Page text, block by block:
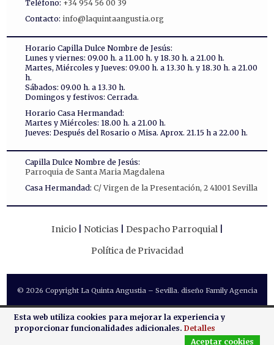
CONTACTO
Teléfono: +34 954 56 00 39
Contacto: info@laquintaangustia.org
Horario Capilla Dulce Nombre de Jesús:
Lunes y viernes: 09.00 h. a 11.00 h. y 18.30 h. a 21.00 h.
Martes, Miércoles y Jueves: 09.00 h. a 13.30 h. y 18.30 h. a 21.00
h.
Sábados: 09.00 h. a 13.30 h.
Domingos y festivos: Cerrada.
Horario Casa Hermandad:
Martes y Miércoles: 18.00 h. a 21.00 h.
Jueves: Después del Rosario o Misa. Aprox. 21.15 h a 22.00 h.
Capilla Dulce Nombre de Jesús:
Parroquia de Santa Maria Magdalena
Casa Hermandad: C/ Virgen de la Presentación, 2 41001 Sevilla
Inicio Noticias
Despacho Parroquial
Política de Privacidad
© 2026 Copyright La Quinta Angustia – Sevilla. diseño Family Agencia
Esta web utiliza cookies para mejorar la experiencia y
proporcionar funcionalidades adicionales. Detalles
Aceptar cookies